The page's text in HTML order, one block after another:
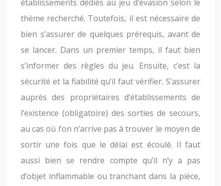
établissements dédiés au jeu d’évasion selon le
thème recherché. Toutefois, il est nécessaire de
bien s’assurer de quelques prérequis, avant de
se lancer. Dans un premier temps, il faut bien
s’informer des règles du jeu. Ensuite, c’est la
sécurité et la fiabilité qu’il faut vérifier. S’assurer
auprès des propriétaires d’établissements de
l’existence (obligatoire) des sorties de secours,
au cas où l’on n’arrive pas à trouver le moyen de
sortir une fois que le délai est écoulé. Il faut
aussi bien se rendre compte qu’il n’y a pas
d’objet inflammable ou tranchant dans la pièce,